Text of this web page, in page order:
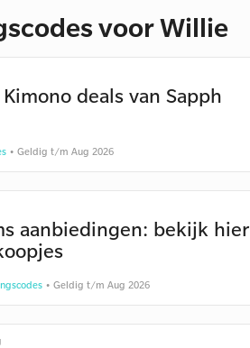
voor Willie
deals van Sapph
• Geldig t/m Aug 2026
aanbiedingen: bekijk hier
• Geldig t/m Aug 2026